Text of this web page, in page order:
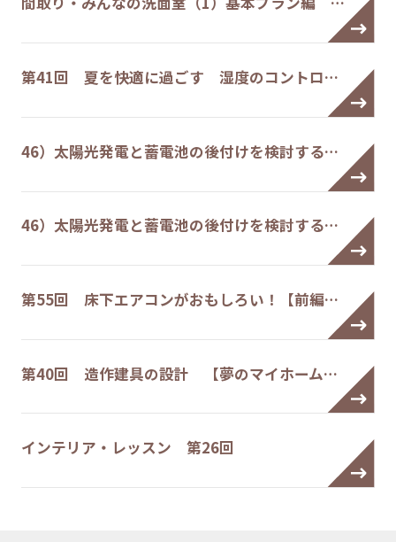
第41回 夏を快適に過ごす 湿度のコントロ…
46）太陽光発電と蓄電池の後付けを検討する…
46）太陽光発電と蓄電池の後付けを検討する…
第55回 床下エアコンがおもしろい！【前編…
第40回 造作建具の設計 【夢のマイホーム…
インテリア・レッスン 第26回